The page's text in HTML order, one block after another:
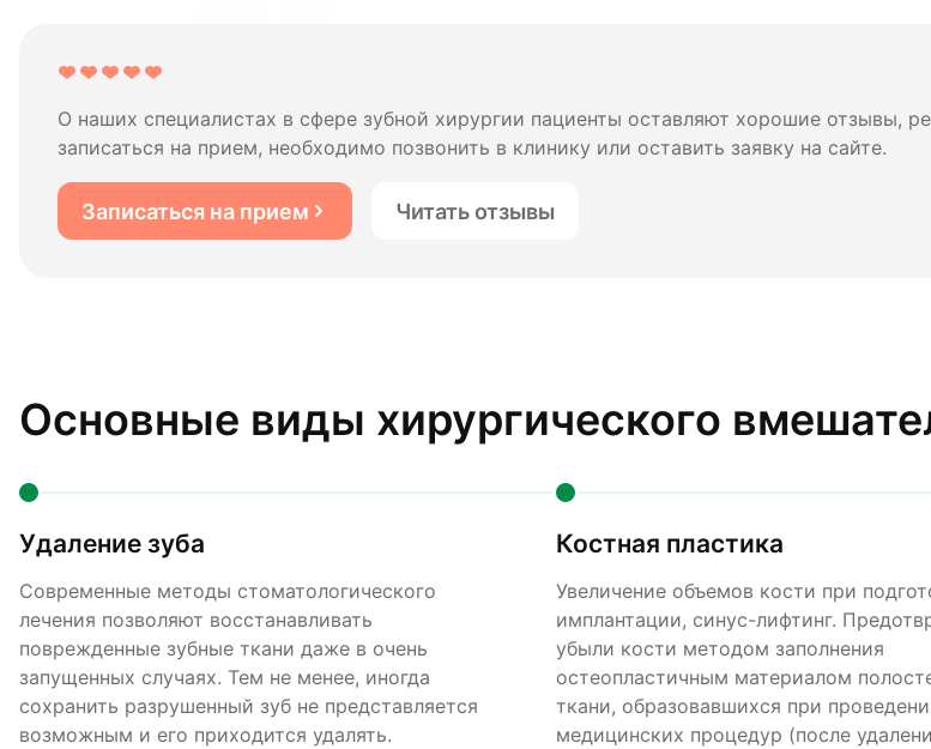
О наших специалистах в сфере зубной хирургии пациенты оставляют хорошие отзывы,
записаться на прием, необходимо позвонить в клинику или оставить заявку на сайте.
Записаться на прием Читать отзывы
Основные виды хирургического
Удаление зуба
Современные методы стоматологического
лечения позволяют восстанавливать
поврежденные зубные ткани даже в очень
запущенных случаях. Тем не менее, иногда
сохранить разрушенный зуб не представляется
возможным и его приходится удалять.
Костная пластика
Увеличение объемов кости при
имплантации, синус-лифтинг.
убыли кости методом заполнения
остеопластичным материалом
ткани, образовавшихся при
медицинских процедур (после